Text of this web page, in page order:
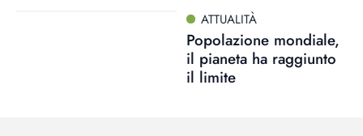
ATTUALITÀ
Popolazione mondiale,
il pianeta ha raggiunto
il limite